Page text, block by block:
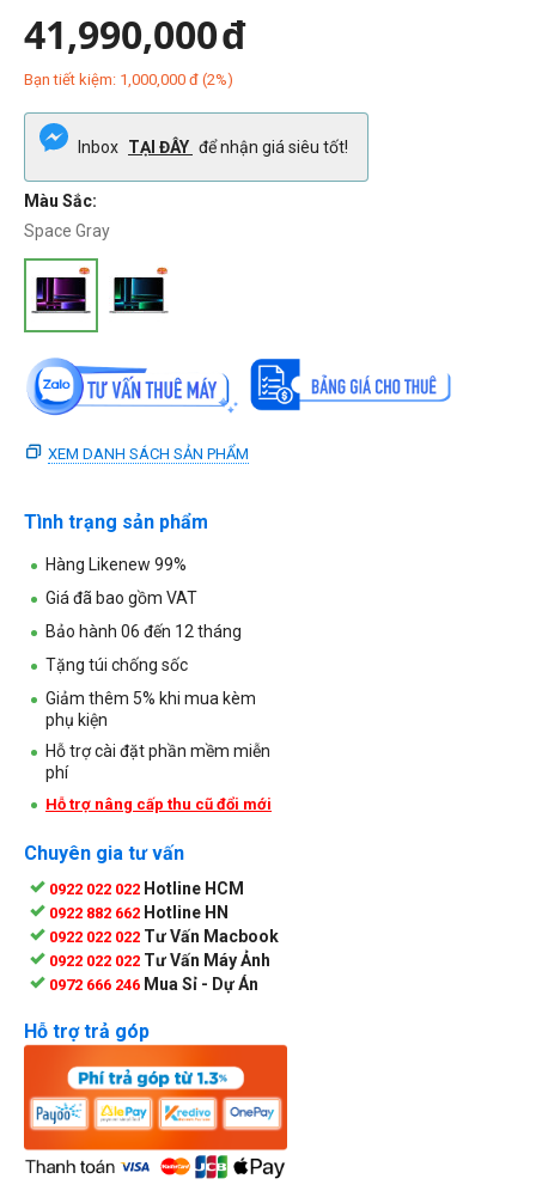
41,990,000đ
Bạn tiết kiệm: 1,000,000 đ (2%)
Inbox TẠI ĐÂY để nhận giá siêu tốt!
Màu Sắc:
Space Gray
XEM DANH SÁCH SẢN PHẨM
Tình trạng sản phẩm
Hàng Likenew 99%
Giá đã bao gồm VAT
Bảo hành 06 đến 12 tháng
Tặng túi chống sốc
Giảm thêm 5% khi mua kèm
phụ kiện
Hỗ trợ cài đặt phần mềm miễn
phí
Hỗ trợ nâng cấp thu cũ đổi mới
Chuyên gia tư vấn
0922 022 022 Hotline HCM
0922 882 662 Hotline HN
0922 022 022 Tư Vấn Macbook
0922 022 022 Tư Vấn Máy Ảnh
0972 666 246 Mua Sỉ - Dự Án
Hỗ trợ trả góp